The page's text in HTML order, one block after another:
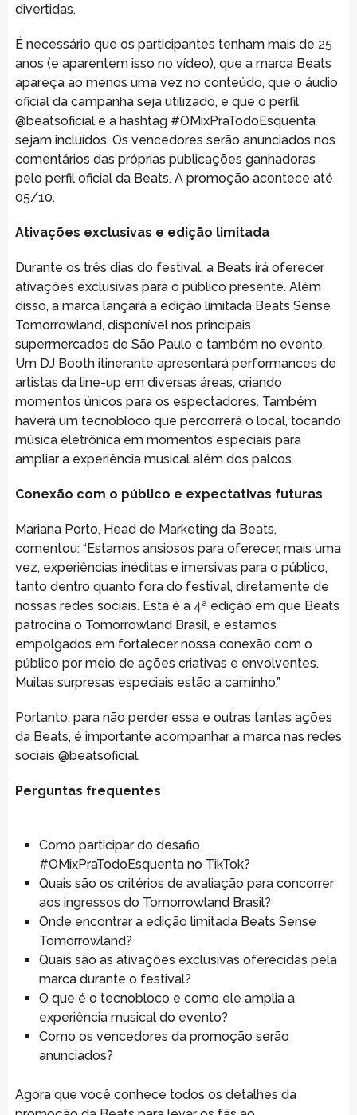
divertidas.
É necessário que os participantes tenham mais de 25
anos (e aparentem isso no vídeo), que a marca Beats
apareça ao menos uma vez no conteúdo, que o áudio
oficial da campanha seja utilizado, e que o perfil
@beatsoficial e a hashtag #OMixPraTodoEsquenta
sejam incluídos. Os vencedores serão anunciados nos
comentários das próprias publicações ganhadoras
pelo perfil oficial da Beats. A promoção acontece até
05/10.
Ativações exclusivas e edição limitada
Durante os três dias do festival, a Beats irá oferecer
ativações exclusivas para o público presente. Além
disso, a marca lançará a edição limitada Beats Sense
Tomorrowland, disponível nos principais
supermercados de São Paulo e também no evento.
Um DJ Booth itinerante apresentará performances de
artistas da line-up em diversas áreas, criando
momentos únicos para os espectadores. Também
haverá um tecnobloco que percorrerá o local, tocando
música eletrônica em momentos especiais para
ampliar a experiência musical além dos palcos.
Conexão com o público e expectativas futuras
Mariana Porto, Head de Marketing da Beats,
comentou: “Estamos ansiosos para oferecer, mais uma
vez, experiências inéditas e imersivas para o público,
tanto dentro quanto fora do festival, diretamente de
nossas redes sociais. Esta é a 4ª edição em que Beats
patrocina o Tomorrowland Brasil, e estamos
empolgados em fortalecer nossa conexão com o
público por meio de ações criativas e envolventes.
Muitas surpresas especiais estão a caminho.”
Portanto, para não perder essa e outras tantas ações
da Beats, é importante acompanhar a marca nas redes
sociais @beatsoficial.
Perguntas frequentes
Como participar do desafio
#OMixPraTodoEsquenta no TikTok?
Quais são os critérios de avaliação para concorrer
aos ingressos do Tomorrowland Brasil?
Onde encontrar a edição limitada Beats Sense
Tomorrowland?
Quais são as ativações exclusivas oferecidas pela
marca durante o festival?
O que é o tecnobloco e como ele amplia a
experiência musical do evento?
Como os vencedores da promoção serão
anunciados?
Agora que você conhece todos os detalhes da